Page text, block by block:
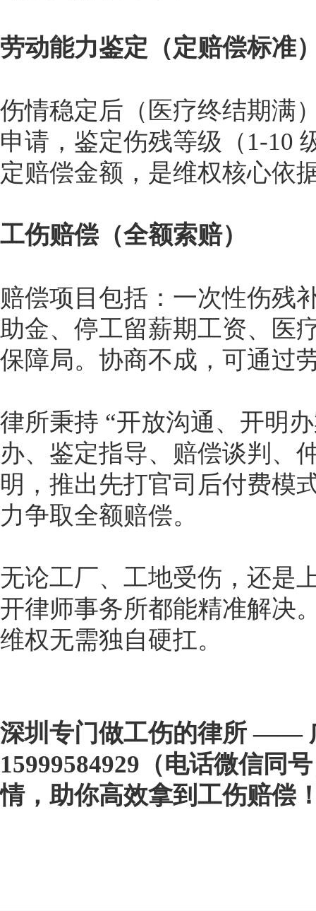
劳动能力鉴定（定赔偿标准
伤情稳定后（医疗终结期满
申请，鉴定伤残等级（1-10
定赔偿金额，是维权核心依
工伤赔偿（全额索赔）
赔偿项目包括：一次性伤残
助金、停工留薪期工资、医
保障局。协商不成，可通过
律所秉持 “开放沟通、开明
办、鉴定指导、赔偿谈判、
明，推出先打官司后付费模
力争取全额赔偿。
无论工厂、工地受伤，还是
开律师事务所都能精准解决
维权无需独自硬扛。
深圳专门做工伤的律所 ——
15999584929（电话微信同
情，助你高效拿到工伤赔偿